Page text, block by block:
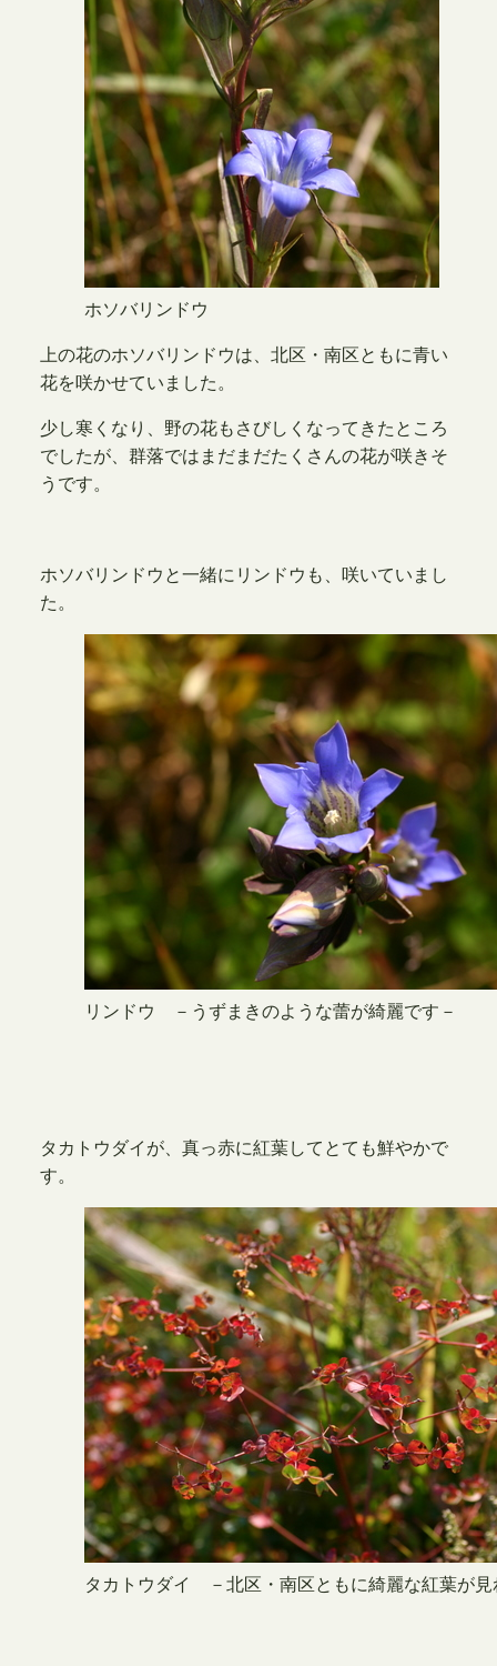
ホソバリンドウ
上の花のホソバリンドウは、北区・南区ともに青い
花を咲かせていました。
少し寒くなり、野の花もさびしくなってきたところ
でしたが、群落ではまだまだたくさんの花が咲きそ
うです。
ホソバリンドウと一緒にリンドウも、咲いていまし
た。
リンドウ －うずまきのような蕾が綺麗です－
タカトウダイが、真っ赤に紅葉してとても鮮やかで
す。
タカトウダイ －北区・南区ともに綺麗な紅葉が見